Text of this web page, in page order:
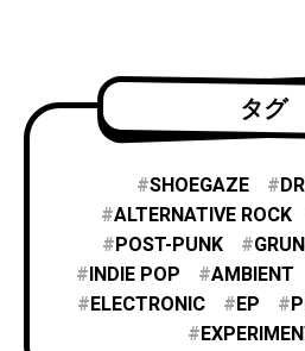
タグ
SHOEGAZE
ALTERNATIVE ROCK
POST-PUNK
INDIE POP
AMBIENT
ELECTRONIC
EP